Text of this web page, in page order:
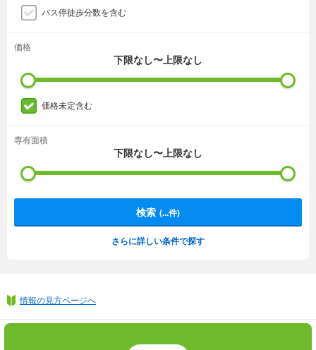
バス停徒歩分数を含む
価格
下限なし〜上限なし
価格未定含む
専有面積
下限なし〜上限なし
検索 (...件)
さらに詳しい条件で探す
情報の見方ページへ